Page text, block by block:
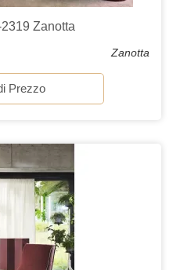
Zanotta
Zanotta
Prezzo